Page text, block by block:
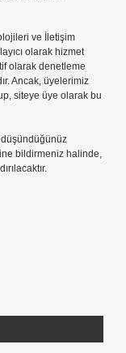
ve İletişim
olarak hizmet
olarak denetleme
Ancak, üyelerimiz
siteye üye olarak bu
düşündüğünüz
bildirmeniz halinde,